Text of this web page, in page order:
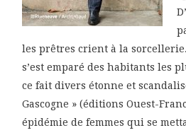
les prêtres crient à la
s’est emparé des habitants les
ce fait divers étonne et
Gascogne » (éditions Ouest-
épidémie de femmes qui se